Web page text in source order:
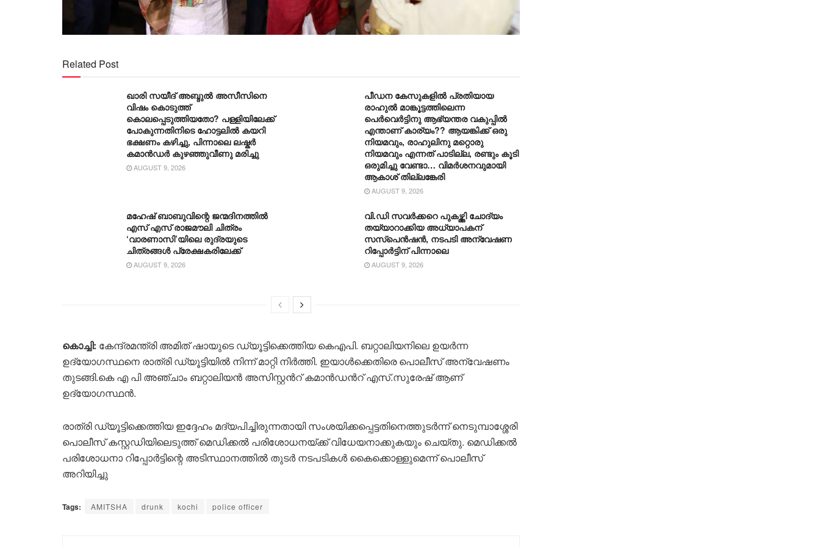
Related Post
ഖാരി സയീദ് അബ്ദുൽ അസീസിനെ
വിഷം കൊടുത്ത്
കൊലപ്പെടുത്തിയതോ? പള്ളിയിലേക്ക്
പോകുന്നതിനിടെ ഹോട്ടലിൽ കയറി
ഭക്ഷണം കഴിച്ചു, പിന്നാലെ ലഷ്കർ
കമാൻഡർ കുഴഞ്ഞുവീണു മരിച്ചു
AUGUST 9, 2026
പീഡന കേസുകളിൽ പ്രതിയായ
രാഹുൽ മാങ്കൂട്ടത്തിലെന്ന
പെർവെർട്ടിനു ആഭ്യന്തര വകുപ്പിൽ
എന്താണ് കാര്യം?? ആയങ്കിക്ക് ഒരു
നിയമവും, രാഹുലിനു മറ്റൊരു
നിയമവും എന്നത് പാടില്ല, രണ്ടും കൂടി
ഒരുമിച്ചു വേണ്ടാ… വിമര്‍ശനവുമായി
ആകാശ് തില്ലങ്കേരി
AUGUST 9, 2026
മഹേഷ് ബാബുവിന്റെ ജന്മദിനത്തിൽ
എസ് എസ് രാജമൗലി ചിത്രം
‘വാരണാസി’യിലെ രുദ്രയുടെ
ചിത്രങ്ങൾ പ്രേക്ഷകരിലേക്ക്
AUGUST 9, 2026
വി.ഡി സവർക്കറെ പുകഴ്ത്തി ചോദ്യം
തയ്യാറാക്കിയ അധ്യാപകന്
സസ്‌പെൻഷന്‍, നടപടി അന്വേഷണ
റിപ്പോർട്ടിന് പിന്നാലെ
AUGUST 9, 2026
കൊച്ചി: കേന്ദ്രമന്ത്രി അമിത് ഷായുടെ ഡ്യൂട്ടിക്കെത്തിയ കെഎപി. ബറ്റാലിയനിലെ ഉയർന്ന
ഉദ്യോഗസ്ഥനെ രാത്രി ഡ്യൂട്ടിയിൽ നിന്ന് മാറ്റി നിർത്തി. ഇയാൾക്കെതിരെ പൊലീസ് അന്വേഷണം
തുടങ്ങി.കെ എ പി അഞ്ചാം ബറ്റാലിയൻ അസിസ്റ്റൻറ് കമാൻഡൻറ് എസ്.സുരേഷ് ആണ്
ഉദ്യോഗസ്ഥൻ.
രാത്രി ഡ്യൂട്ടിക്കെത്തിയ ഇദ്ദേഹം മദ്യപിച്ചിരുന്നതായി സംശയിക്കപ്പെട്ടതിനെത്തുടർന്ന് നെടുമ്പാശ്ശേരി
പൊലീസ് കസ്റ്റഡിയിലെടുത്ത് മെഡിക്കൽ പരിശോധനയ്ക്ക് വിധേയനാക്കുകയും ചെയ്തു. മെഡിക്കൽ
പരിശോധനാ റിപ്പോർട്ടിന്റെ അടിസ്ഥാനത്തിൽ തുടർ നടപടികൾ കൈക്കൊള്ളുമെന്ന് പൊലീസ്
അറിയിച്ചു
Tags: AMITSHA drunk kochi police officer